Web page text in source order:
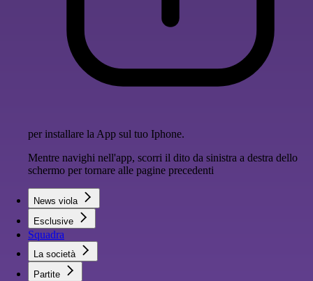
per installare la App sul tuo Iphone.
Mentre navighi nell'app, scorri il dito da sinistra a destra dello
schermo per tornare alle pagine precedenti
News viola
Esclusive
Squadra
La società
Partite